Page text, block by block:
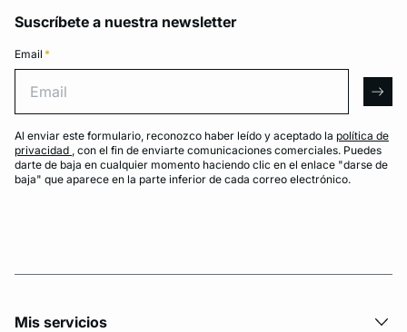
Suscríbete a nuestra newsletter
Email *
Al enviar este formulario, reconozco haber leído y aceptado la política de
privacidad , con el fin de enviarte comunicaciones comerciales. Puedes
darte de baja en cualquier momento haciendo clic en el enlace "darse de
baja" que aparece en la parte inferior de cada correo electrónico.
Mis servicios